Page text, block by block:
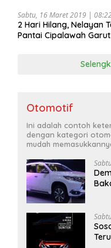
Sabtu, 16 Maret 2019 |
2 Hari Hilang, Nelayan
Pantai Cipalawah Garut
Otomotif
Ini adalah contoh
dengan kategori
mudah